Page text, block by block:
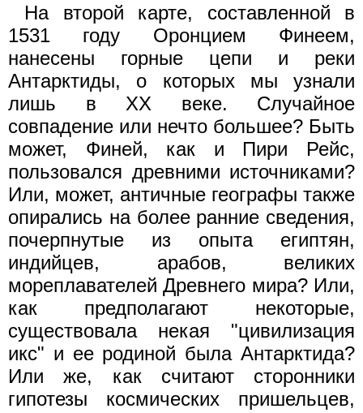
На второй карте, составленной в
1531 году Оронцием Финеем,
нанесены горные цепи и реки
Антарктиды, о которых мы узнали
лишь в XX веке. Случайное
совпадение или нечто большее? Быть
может, Финей, как и Пири Рейс,
пользовался древними источниками?
Или, может, античные географы также
опирались на более ранние сведения,
почерпнутые из опыта египтян,
индийцев, арабов, великих
мореплавателей Древнего мира? Или,
как предполагают некоторые,
существовала некая "цивилизация
икс" и ее родиной была Антарктида?
Или же, как считают сторонники
гипотезы космических пришельцев,